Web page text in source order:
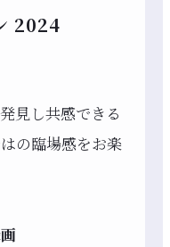
2024
見し共感できる
の臨場感をお楽